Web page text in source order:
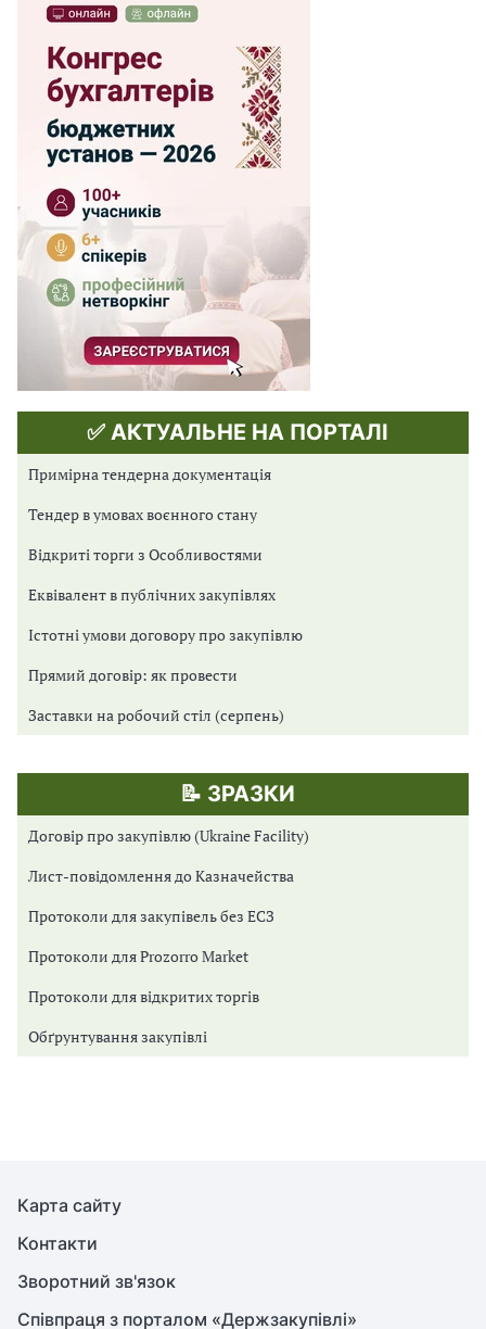
✅ АКТУАЛЬНЕ НА ПОРТАЛІ
Примірна тендерна документація
Тендер в умовах воєнного стану
Відкриті торги з Особливостями
Еквівалент в публічних закупівлях
Істотні умови договору про закупівлю
Прямий договір: як провести
Заставки на робочий стіл (серпень)
📝 ЗРАЗКИ
Договір про закупівлю (Ukraine Facility)
Лист-повідомлення до Казначейства
Протоколи для закупівель без ЕСЗ
Протоколи для Prozorro Market
Протоколи для відкритих торгів
Обґрунтування закупівлі
Карта сайту
Контакти
Зворотний зв'язок
Співпраця з порталом «Держзакупівлі»